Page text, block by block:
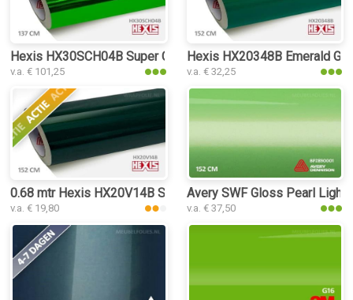
Hexis HX30SCH04B Super Chrome Green Gloss interieurfolie
v.a. € 101,25
Hexis HX20348B Emerald
v.a. € 32,25
0.68 mtr Hexis HX20V14B Sherwood Green Gloss
v.a. € 19,80
Avery SWF Gloss Pearl Light
v.a. € 37,50